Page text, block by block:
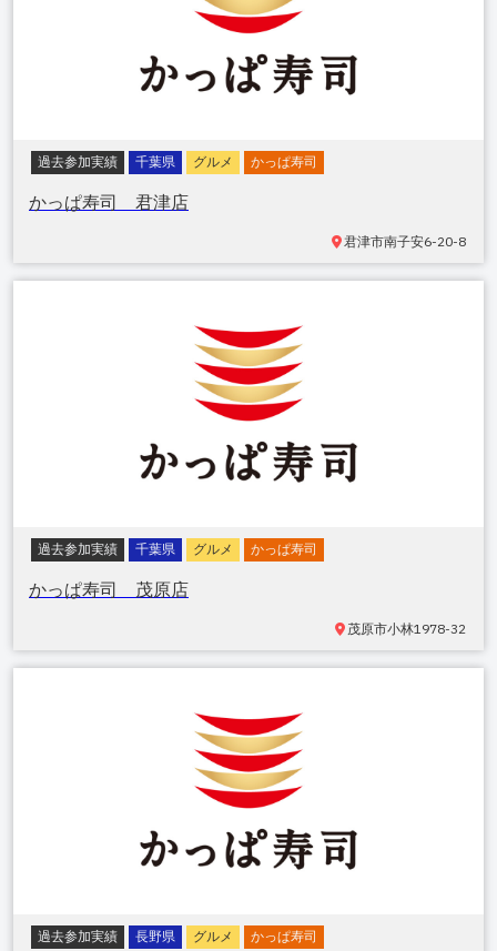
過去参加実績 千葉県 グルメ かっぱ寿司
かっぱ寿司 君津店
君津市南子安6-20-8
過去参加実績 千葉県 グルメ かっぱ寿司
かっぱ寿司 茂原店
茂原市小林1978-32
過去参加実績 長野県 グルメ かっぱ寿司